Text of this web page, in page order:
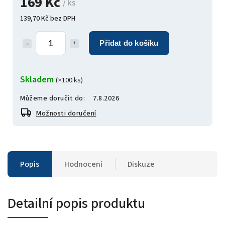
/ ks
139,70 Kč bez DPH
Přidat do košíku
Skladem (>100 ks)
Můžeme doručit do:
7.8.2026
Možnosti doručení
Popis Hodnocení Diskuze
Detailní popis produktu